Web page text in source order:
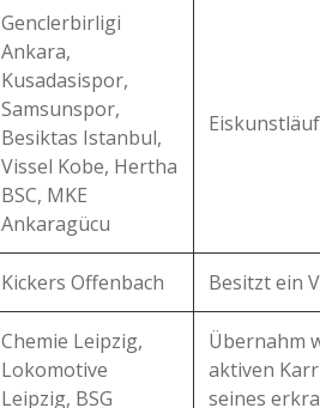
Genclerbirligi
Ankara,
Kusadasispor,
Samsunspor,
Besiktas Istanbul,
Vissel Kobe, Hertha
BSC, MKE
Ankaragücu
Kickers Offenbach Besitzt ein
Chemie Leipzig,
Lokomotive
Leipzig, BSG
Übernahm
aktiven
seines